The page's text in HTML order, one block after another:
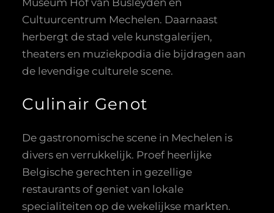
Museum Hof van Busleyden en
Cultuurcentrum Mechelen. Daarnaast
herbergt de stad vele kunstgalerijen,
theaters en muziekpodia die bijdragen aan
de levendige culturele scene.
Culinair Genot
De gastronomische scene in Mechelen is
divers en verrukkelijk. Proef heerlijke
Belgische gerechten in gezellige
restaurants of geniet van lokale
specialiteiten op de wekelijkse markten.